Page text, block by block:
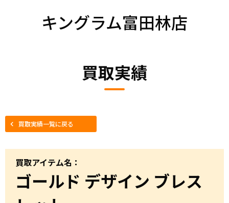
キングラム富田林店
買取実績
買取実績一覧に戻る
買取アイテム名：
ゴールド デザイン ブレス